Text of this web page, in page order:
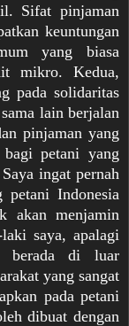
Sifat pinjaman
keuntungan
yang biasa
mikro. Kedua,
pada solidaritas
lain berjalan
pinjaman yang
petani yang
ingat pernah
petani Indonesia
akan menjamin
saya, apalagi
berada di luar
yang sangat
pada petani
dibuat dengan